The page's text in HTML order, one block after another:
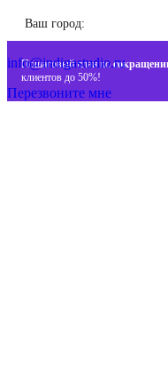
Ваш город:
Пошаговый план по
клиентов до 50%!
+7 (993) 477-18-57
info@indigastudio.ru
Перезвоните мне